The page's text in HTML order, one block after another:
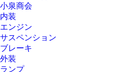
小泉商会
内装
エンジン
サスペンション
ブレーキ
外装
ランプ